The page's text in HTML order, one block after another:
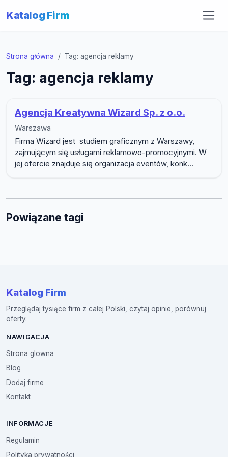
Katalog Firm
Strona główna Tag: agencja reklamy
Tag: agencja reklamy
Agencja Kreatywna Wizard Sp. z o.o.
Warszawa
Firma Wizard jest studiem graficznym z Warszawy,
zajmującym się usługami reklamowo-promocyjnymi. W
jej ofercie znajduje się organizacja eventów, konk...
Powiązane tagi
Katalog Firm
Przeglądaj tysiące firm z całej Polski, czytaj opinie, porównuj
oferty.
NAWIGACJA
Strona glowna
Blog
Dodaj firme
Kontakt
INFORMACJE
Regulamin
Polityka prywatności